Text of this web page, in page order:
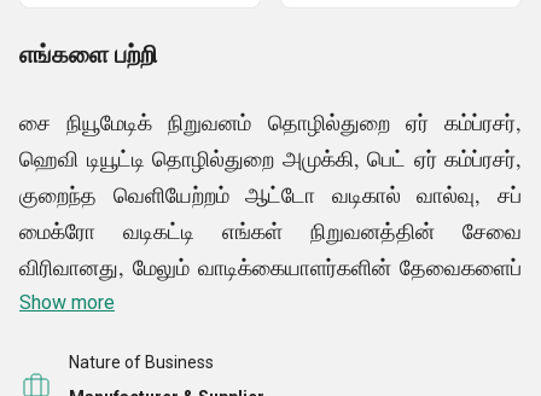
எங்களை பற்றி
சை நியூமேடிக் நிறுவனம் தொழில்துறை ஏர் கம்ப்ரசர்,
ஹெவி டியூட்டி தொழில்துறை அமுக்கி, பெட் ஏர் கம்ப்ரசர்,
குறைந்த வெளியேற்றம் ஆட்டோ வடிகால் வால்வு, சப்
மைக்ரோ வடிகட்டி எங்கள் நிறுவனத்தின் சேவை
விரிவானது, மேலும் வாடிக்கையாளர்களின் தேவைகளைப்
பூர்த்தி செய்ய எங்கள் தயாரிப்புகள் சமீபத்திய அதிநவீன
பரந்த அளவிலான தயாரிப்புகள் புகழ்பெற்ற
Show more
Nature of Business